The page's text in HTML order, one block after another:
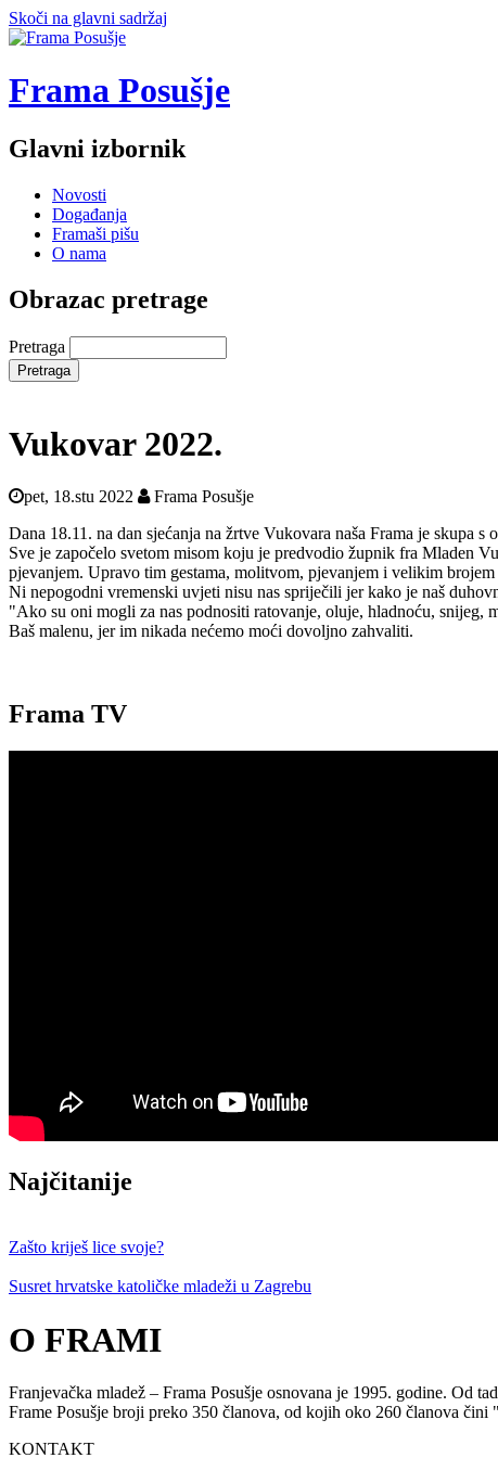
Skoči na glavni sadržaj
Frama Posušje
Glavni izbornik
Novosti
Događanja
Framaši pišu
O nama
Obrazac pretrage
Pretraga
Vukovar 2022.
pet, 18.stu 2022
Frama Posušje
Dana 18.11. na dan sjećanja na žrtve Vukovara naša Frama je skupa
Sve je započelo svetom misom koju je predvodio župnik fra Mladen
pjevanjem. Upravo tim gestama, molitvom, pjevanjem i velikim
Ni nepogodni vremenski uvjeti nisu nas spriječili jer kako je naš
"Ako su oni mogli za nas podnositi ratovanje, oluje, hladnoću, snijeg,
Baš malenu, jer im nikada nećemo moći dovoljno zahvaliti.
Frama TV
Najčitanije
Zašto kriješ lice svoje?
Susret hrvatske katoličke mladeži u Zagrebu
O FRAMI
Franjevačka mladež – Frama Posušje osnovana je 1995. godine. Od
Frame Posušje broji preko 350 članova, od kojih oko 260 članova
KONTAKT